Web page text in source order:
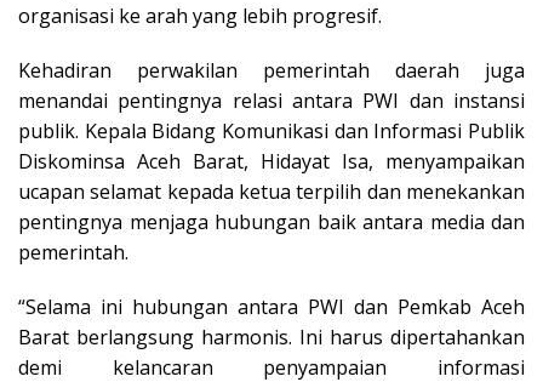
organisasi ke arah yang lebih progresif.
Kehadiran perwakilan pemerintah daerah juga
menandai pentingnya relasi antara PWI dan instansi
publik. Kepala Bidang Komunikasi dan Informasi Publik
Diskominsa Aceh Barat, Hidayat Isa, menyampaikan
ucapan selamat kepada ketua terpilih dan menekankan
pentingnya menjaga hubungan baik antara media dan
pemerintah.
“Selama ini hubungan antara PWI dan Pemkab Aceh
Barat berlangsung harmonis. Ini harus dipertahankan
demi kelancaran penyampaian informasi